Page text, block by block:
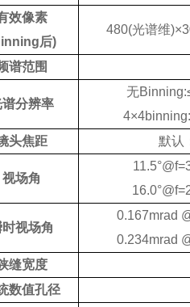
效像素
后)
480(光谱维
谱范围
谱分辨率
无
头焦距
默认
视场角
视场角
0.167mrad
0.234mrad
缝宽度
数值孔径